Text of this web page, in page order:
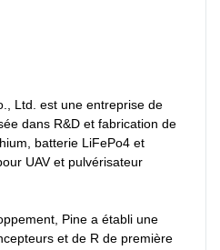
Ltd. est une entreprise de
dans R&D et fabrication de
batterie LiFePo4 et
UAV et pulvérisateur
Pine a établi une
et de R de première